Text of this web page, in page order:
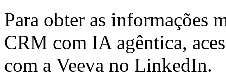
Para obter as informações
CRM com IA agêntica,
com a Veeva no LinkedIn.